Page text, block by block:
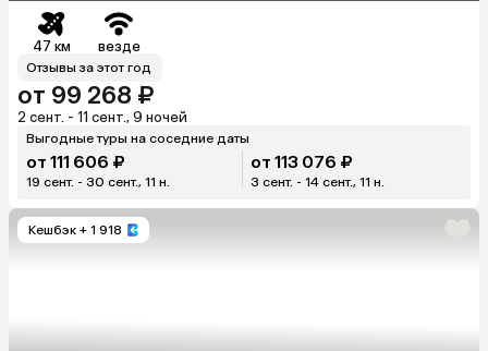
47 км везде
Отзывы за этот год
от 99 268 ₽
2 сент. - 11 сент., 9 ночей
Выгодные туры на соседние даты
от 111 606 ₽
19 сент. - 30 сент., 11 н.
от 113 076 ₽
3 сент. - 14 сент., 11 н.
Кешбэк + 1 918